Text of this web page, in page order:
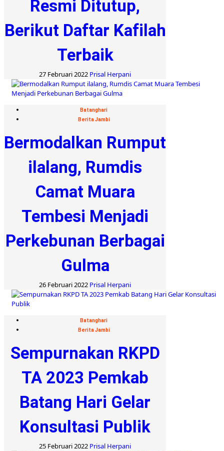
Resmi Ditutup,
Berikut Daftar Kafilah
Terbaik
27 Februari 2022 Prisal Herpani
Batanghari
Berita Jambi
Bermodalkan Rumput
ilalang, Rumdis
Camat Muara
Tembesi Menjadi
Perkebunan Berbagai
Gulma
26 Februari 2022 Prisal Herpani
Batanghari
Berita Jambi
Sempurnakan RKPD
TA 2023 Pemkab
Batang Hari Gelar
Konsultasi Publik
25 Februari 2022 Prisal Herpani